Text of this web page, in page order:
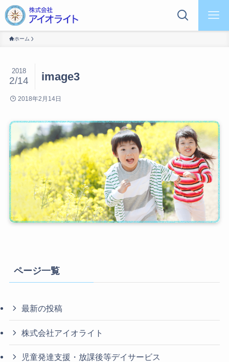
ホーム
image3
2018
2/14
2018年2月14日
ページ一覧
最新の投稿
株式会社アイオライト
児童発達支援・放課後等デイサービス